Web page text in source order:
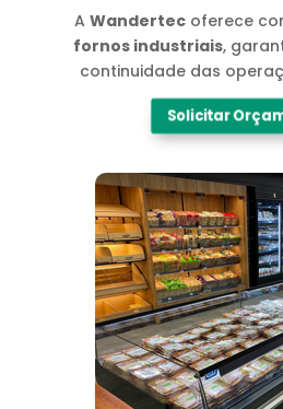
AWandertec oferece
fornos industriais,
continuidade das
Solicitar